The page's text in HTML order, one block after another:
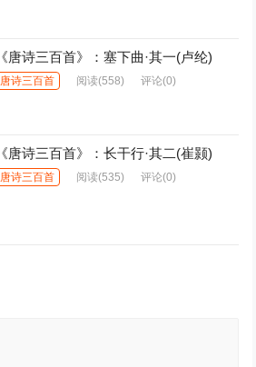
《唐诗三百首》：塞下曲·其一(卢纶)
唐诗三百首 阅读(558) 评论(0)
《唐诗三百首》：长干行·其二(崔颢)
唐诗三百首 阅读(535) 评论(0)